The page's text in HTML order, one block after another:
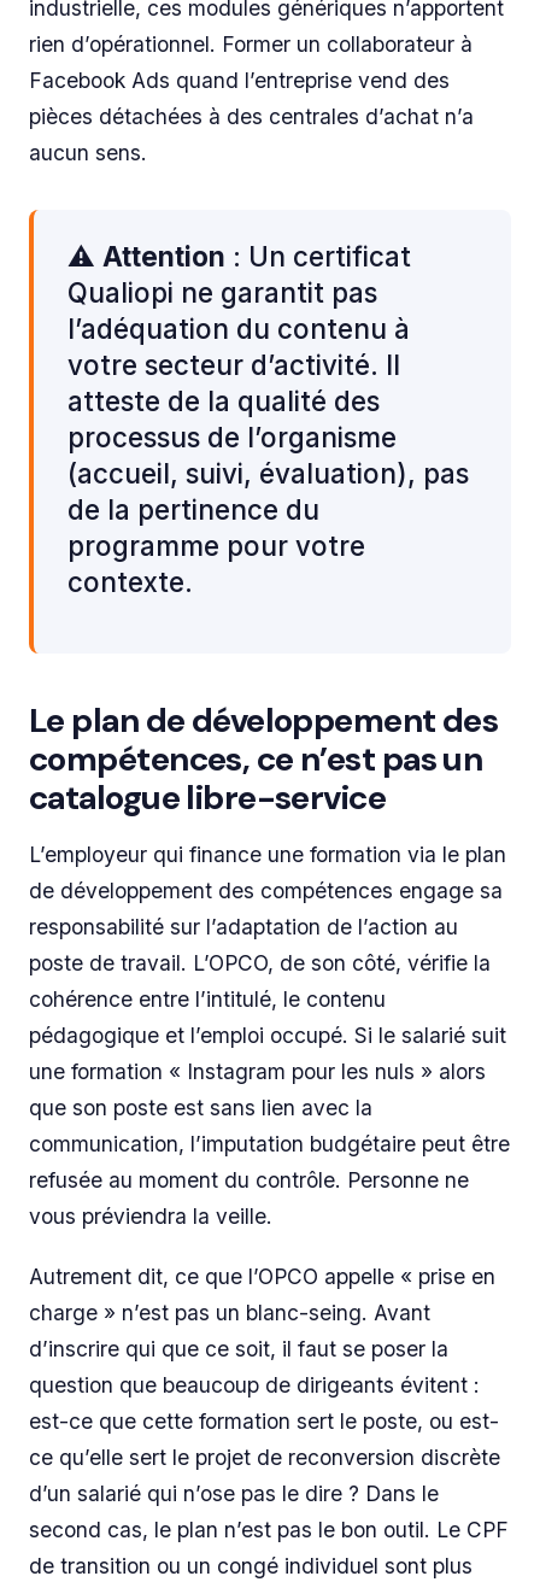
industrielle, ces modules génériques n’apportent
rien d’opérationnel. Former un collaborateur à
Facebook Ads quand l’entreprise vend des
pièces détachées à des centrales d’achat n’a
aucun sens.
⚠️ Attention : Un certificat
Qualiopi ne garantit pas
l’adéquation du contenu à
votre secteur d’activité. Il
atteste de la qualité des
processus de l’organisme
(accueil, suivi, évaluation), pas
de la pertinence du
programme pour votre
contexte.
Le plan de développement des
compétences, ce n’est pas un
catalogue libre-service
L’employeur qui finance une formation via le plan
de développement des compétences engage sa
responsabilité sur l’adaptation de l’action au
poste de travail. L’OPCO, de son côté, vérifie la
cohérence entre l’intitulé, le contenu
pédagogique et l’emploi occupé. Si le salarié suit
une formation « Instagram pour les nuls » alors
que son poste est sans lien avec la
communication, l’imputation budgétaire peut être
refusée au moment du contrôle. Personne ne
vous préviendra la veille.
Autrement dit, ce que l’OPCO appelle « prise en
charge » n’est pas un blanc-seing. Avant
d’inscrire qui que ce soit, il faut se poser la
question que beaucoup de dirigeants évitent :
est-ce que cette formation sert le poste, ou est-
ce qu’elle sert le projet de reconversion discrète
d’un salarié qui n’ose pas le dire ? Dans le
second cas, le plan n’est pas le bon outil. Le CPF
de transition ou un congé individuel sont plus